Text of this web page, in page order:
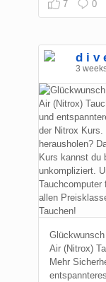
7 0
d i v
3
Air (Nitrox)
Mehr